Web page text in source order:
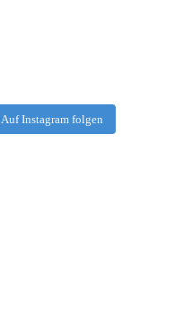
Auf Instagram folgen